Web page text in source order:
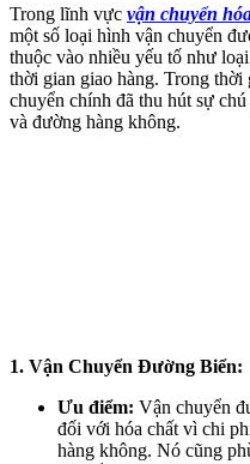
Trong lĩnh vực vận chuyển
một số loại hình vận chuyển
thuộc vào nhiều yếu tố như
thời gian giao hàng. Trong thời
chuyển chính đã thu hút sự
và đường hàng không.
1. Vận Chuyển Đường Biển:
Ưu điểm: Vận chuyển
đối với hóa chất vì chi
hàng không. Nó cũng